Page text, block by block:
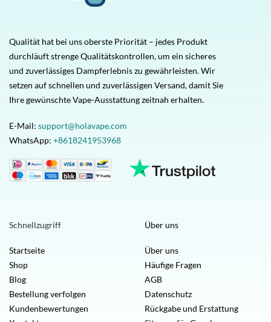
Qualität hat bei uns oberste Priorität – jedes Produkt
durchläuft strenge Qualitätskontrollen, um ein sicheres
und zuverlässiges Dampferlebnis zu gewährleisten. Wir
setzen auf schnellen und zuverlässigen Versand, damit Sie
Ihre gewünschte Vape-Ausstattung zeitnah erhalten.
E-Mail: support@holavape.com
WhatsApp: +8618241953968
Schnellzugriff
Startseite
Shop
Blog
Bestellung verfolgen
Kundenbewertungen
Über uns
Über uns
Häufige Fragen
AGB
Datenschutz
Rückgabe und Erstattung